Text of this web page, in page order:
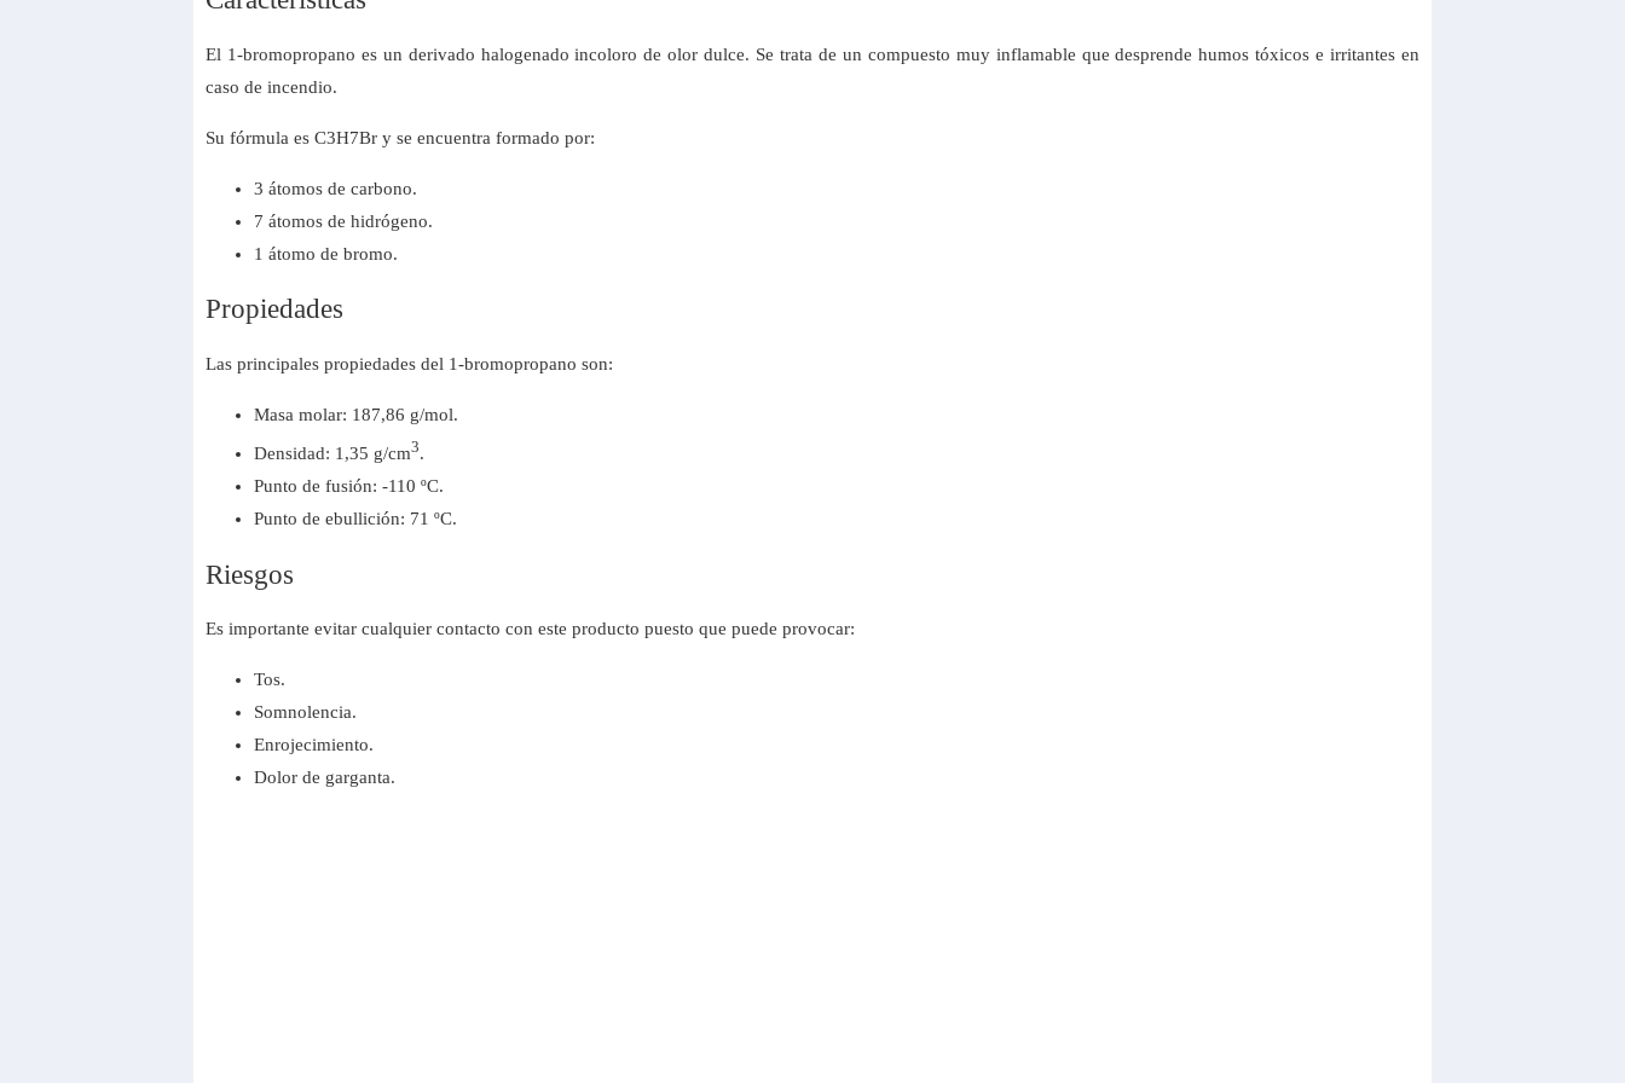
El 1-bromopropano es un derivado halogenado incoloro de olor dulce. Se trata de un compuesto muy inflamable que desprende humos tóxicos e irritantes en
caso de incendio.
Su fórmula es C3H7Br y se encuentra formado por:
3 átomos de carbono.
7 átomos de hidrógeno.
1 átomo de bromo.
Propiedades
Las principales propiedades del 1-bromopropano son:
Masa molar: 187,86 g/mol.
Densidad: 1,35 g/cm3.
Punto de fusión: -110 ºC.
Punto de ebullición: 71 ºC.
Riesgos
Es importante evitar cualquier contacto con este producto puesto que puede provocar:
Tos.
Somnolencia.
Enrojecimiento.
Dolor de garganta.